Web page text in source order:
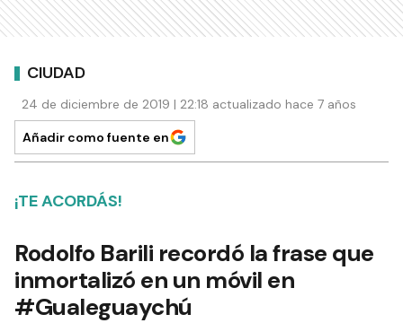
CIUDAD
24 de diciembre de 2019 | 22:18 actualizado hace 7 años
Añadir como fuente en
¡TE ACORDÁS!
Rodolfo Barili recordó la frase que
inmortalizó en un móvil en
#Gualeguaychú